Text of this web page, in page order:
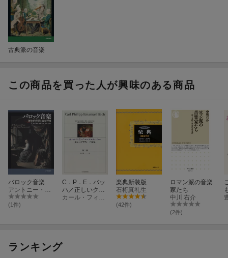
古典派の音楽
この商品を買った人が興味のある商品
バロック音楽
(1件)
C．P．E．バッ
ハ／正しいクラ
ヴィーア奏法第
楽典新装版
石桁真礼生
(42件)
ロマン派の音楽
家たち
中川 右介
(2件)
ランキング